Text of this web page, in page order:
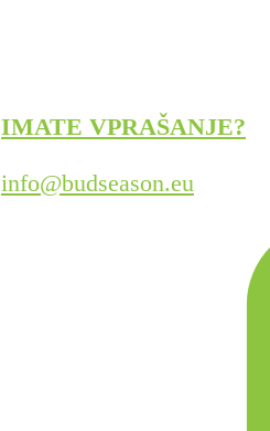
IMATE VPRAŠANJE?
info@budseason.eu